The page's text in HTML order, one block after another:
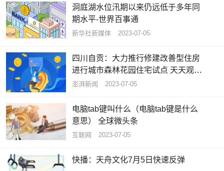
洞庭湖水位汛期以来仍远低于多年同
期水平-世界百事通
新华社新媒体 2023-07-05
四川自贡：大力推行修建改善型住房
进行城市森林花园住宅试点 天天观热
点
澎湃新闻 2023-07-05
电脑tab键叫什么（电脑tab键是什么
意思） 全球微头条
互联网 2023-07-05
快播：天舟文化7月5日快速反弹